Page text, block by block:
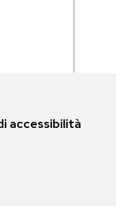
accessibilità